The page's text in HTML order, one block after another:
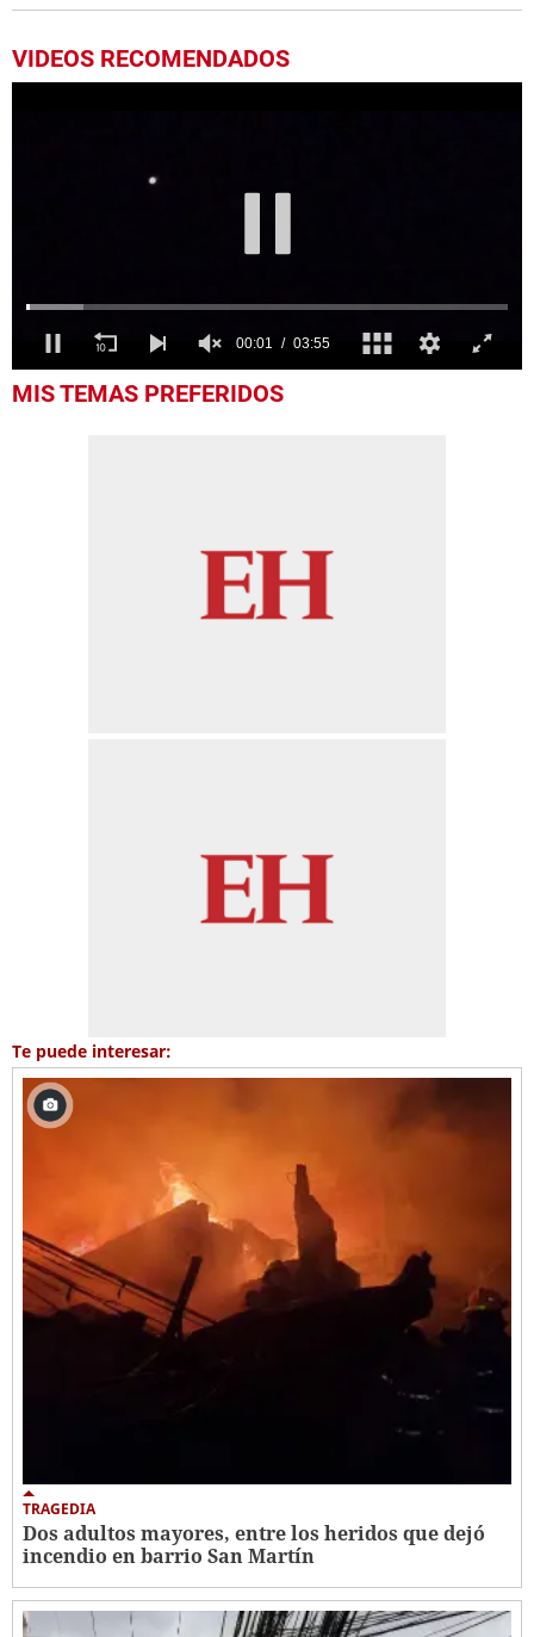
VIDEOS RECOMENDADOS
seconds
MIS TEMAS PREFERIDOS
Te puede interesar:
TRAGEDIA
Dos adultos mayores, entre los heridos que dejó
incendio en barrio San Martín